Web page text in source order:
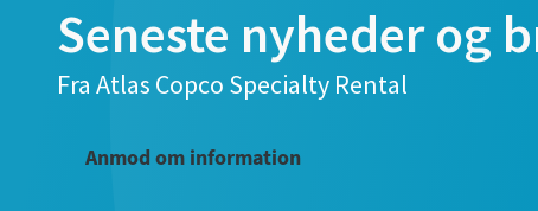
Seneste nyheder
Fra Atlas Copco Specialty Rental
Anmod om information